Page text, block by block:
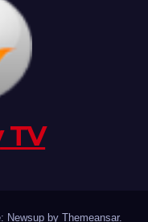
TV
Newsup by Themeansar.